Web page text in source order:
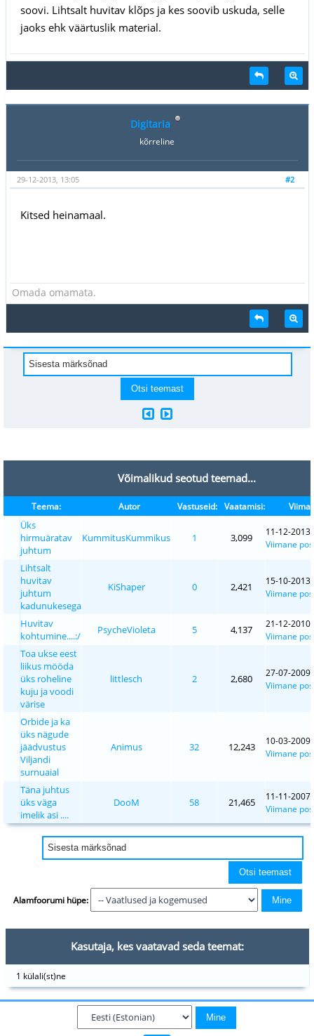
soovi. Lihtsalt huvitav klõps ja kes soovib uskuda, selle
jaoks ehk väärtuslik material.
Digitaria
kõrreline
#2
29-12-2013, 13:05
Kitsed heinamaal.
Omada omamata.
Võimalikud seotud teemad...
Teema: Autor Vastuseid: Vaatamisi:
Üks
hirmuäratav
juhtum
KummitusKummikus 1 3,099
11-12-
Viimane
Lihtsalt
huvitav
juhtum
kadunukesega
KiShaper 0 2,421
15-10-
Viimane
Huvitav
kohtumine....:/
PsycheVioleta 5 4,137
21-12-
Viimane
Toa ukse eest
liikus mööda
üks roheline
kuju ja voodi
värise
littlesch 2 2,680
27-07-
Viimane
Orbide ja ka
üks nägude
jäädvustus
Viljandi
surnuaial
Animus 32 12,243
10-03-
Viimane
Täna juhtus
üks väga
imelik asi ....
DooM 58 21,465
11-11-
Viimane
Alamfoorumi hüpe:
Kasutaja, kes vaatavad seda teemat:
1 külali(st)ne